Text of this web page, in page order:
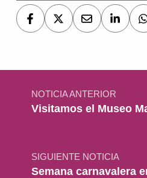
Navegación de entradas
NOTICIA ANTERIOR
Visitamos el Museo
SIGUIENTE NOTICIA
Semana carnavalera